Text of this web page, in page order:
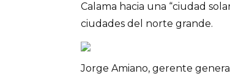
Calama hacia una “ciudad
ciudades del norte grande.
Jorge Amiano, gerente